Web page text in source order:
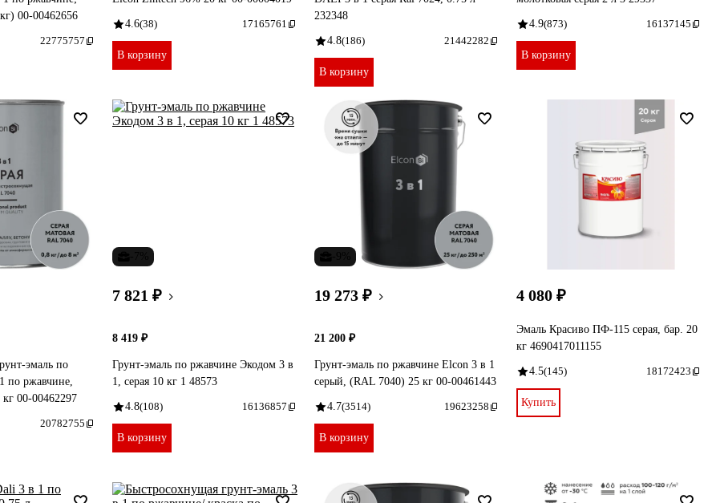
00-00462656
22775757
4.6(38) 17165761
В корзину
232348
4.8(186) 21442282
В корзину
4.9(873) 16137145
В корзину
эмаль по
по ржавчине,
кг 00-00462297
20782755
7 821 ₽
8 419 ₽
Грунт-эмаль по ржавчине Экодом 3 в
1, серая 10 кг 1 48573
4.8(108) 16136857
В корзину
19 273 ₽
21 200 ₽
Грунт-эмаль по ржавчине Elcon 3 в 1
серый, (RAL 7040) 25 кг 00-00461443
4.7(3514) 19623258
В корзину
4 080 ₽
Эмаль Красиво ПФ-115 серая, бар. 20
кг 4690417011155
4.5(145) 18172423
Купить